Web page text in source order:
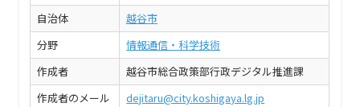
自治体
越谷市
分野
情報通信・科学技術
作成者
越谷市総合政策部行政デジタル推進課
作成者のメール
dejitaru@city.koshigaya.lg.jp